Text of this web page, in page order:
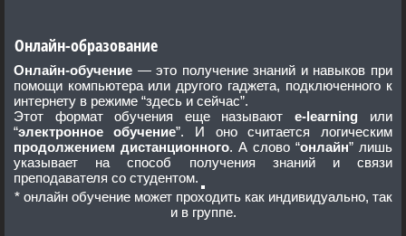
Онлайн-образование
Онлайн-обучение — это получение знаний и навыков при
помощи компьютера или другого гаджета, подключенного к
интернету в режиме “здесь и сейчас”.
Этот формат обучения еще называют e-learning или
“
электронное обучение”. И оно считается логическим
продолжением дистанционного
. А слово “онлайн” лишь
указывает на способ получения знаний и связи
преподавателя со студентом.
* онлайн обучение может проходить как индивидуально, так
и в группе.